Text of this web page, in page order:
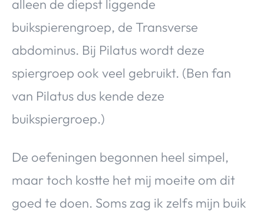
alleen de diepst liggende
buikspierengroep, de Transverse
abdominus. Bij Pilatus wordt deze
spiergroep ook veel gebruikt. (Ben fan
van Pilatus dus kende deze
buikspiergroep.)
De oefeningen begonnen heel simpel,
maar toch kostte het mij moeite om dit
goed te doen. Soms zag ik zelfs mijn buik